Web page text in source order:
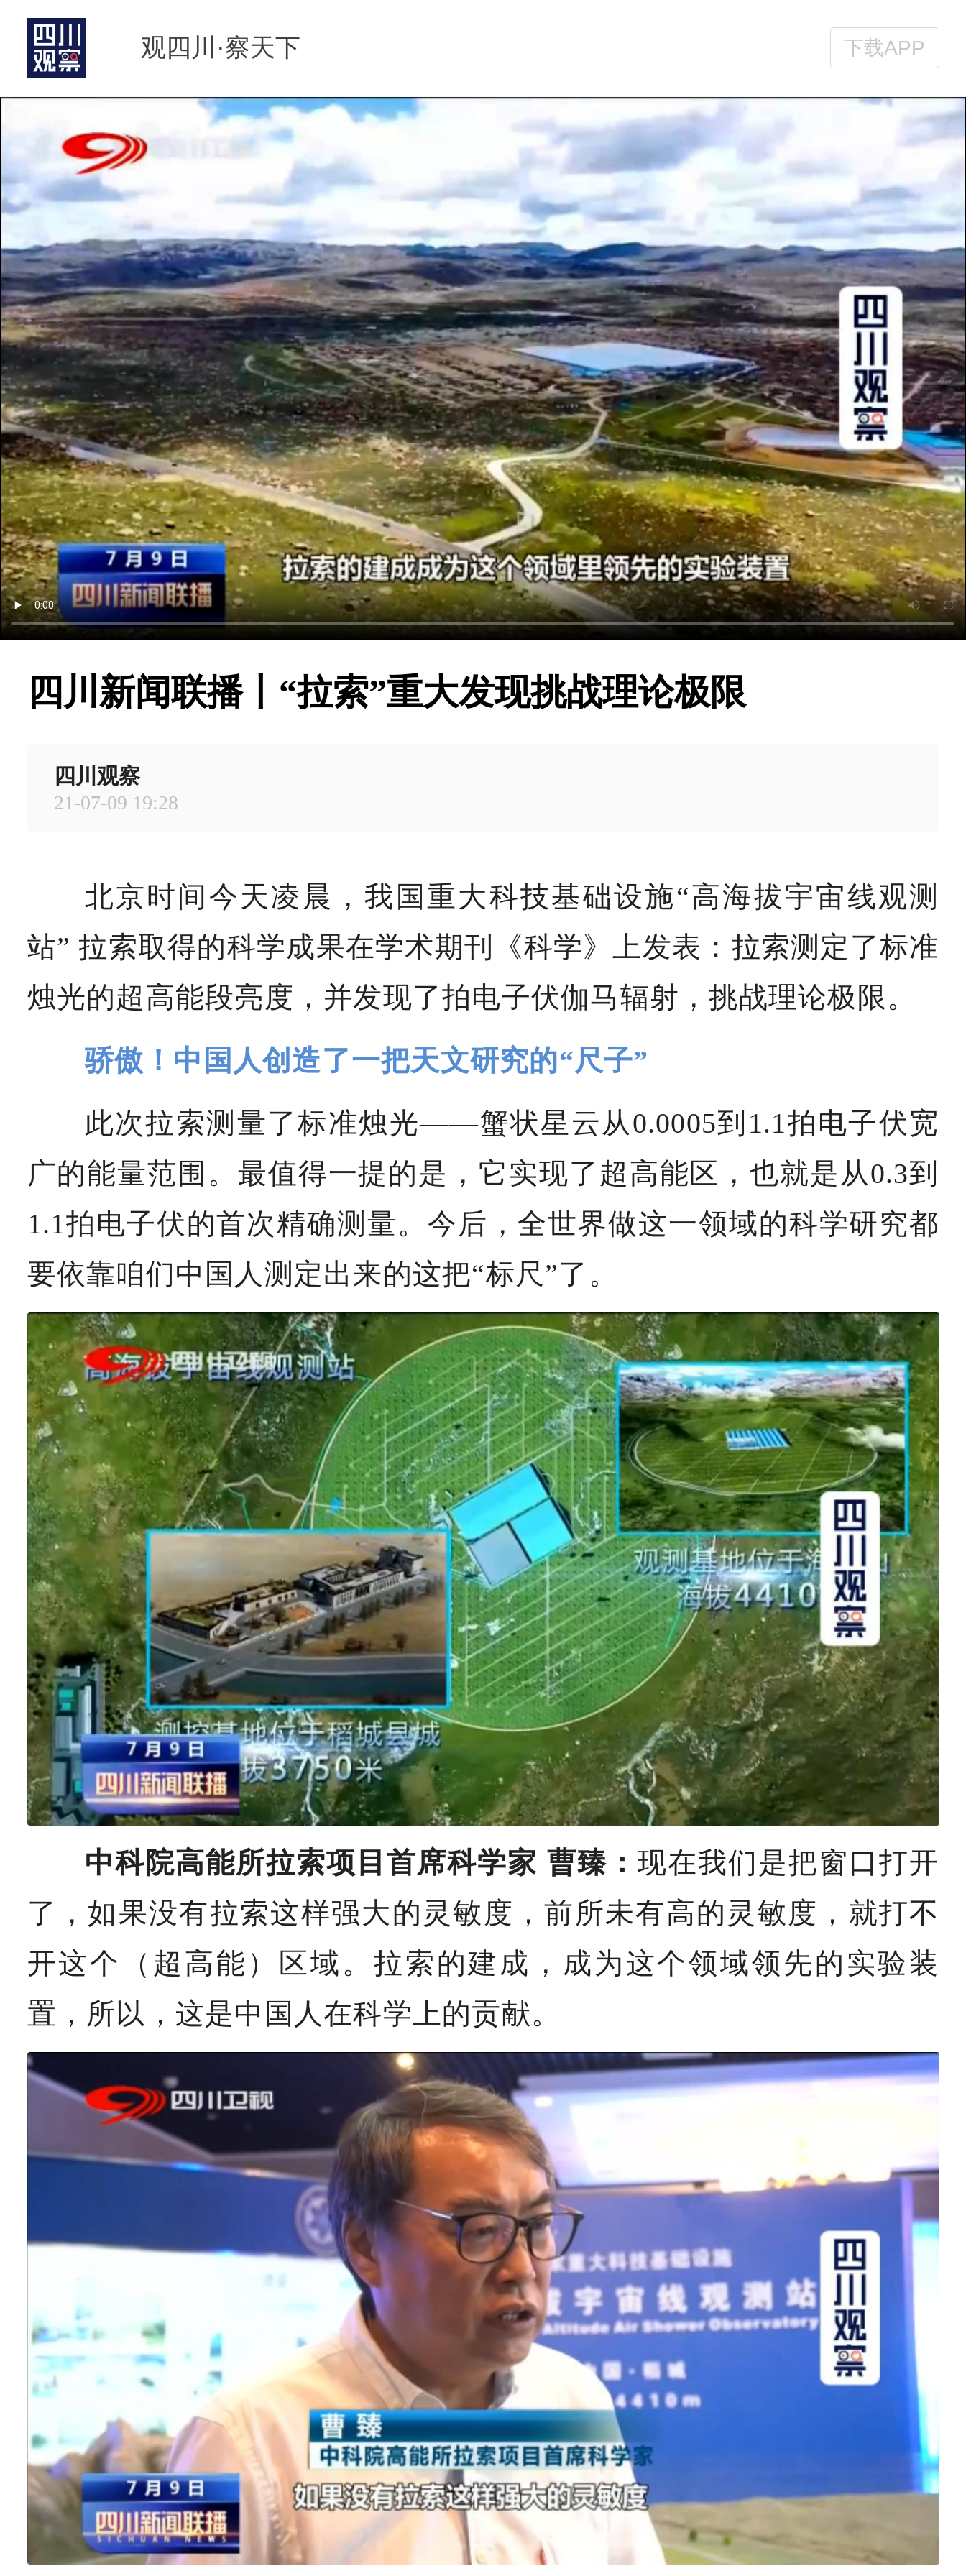
观四川·察天下 下载APP
四川新闻联播丨“拉索”重大发现挑战理论极限
四川观察
21-07-09 19:28
北京时间今天凌晨，我国重大科技基础设施“高海拔宇宙线观测
站” 拉索取得的科学成果在学术期刊《科学》上发表：拉索测定了标准
烛光的超高能段亮度，并发现了拍电子伏伽马辐射，挑战理论极限。
骄傲！中国人创造了一把天文研究的“尺子”
此次拉索测量了标准烛光——蟹状星云从0.0005到1.1拍电子伏宽
广的能量范围。最值得一提的是，它实现了超高能区，也就是从0.3到
1.1拍电子伏的首次精确测量。今后，全世界做这一领域的科学研究都
要依靠咱们中国人测定出来的这把“标尺”了。
中科院高能所拉索项目首席科学家 曹臻： 现在我们是把窗口打开
了，如果没有拉索这样强大的灵敏度，前所未有高的灵敏度，就打不
开这个（超高能）区域。拉索的建成，成为这个领域领先的实验装
置，所以，这是中国人在科学上的贡献。